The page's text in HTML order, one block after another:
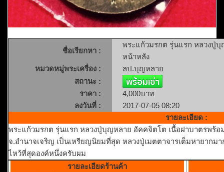
ชื่อเรียกหา :
พระแก้วมรกต รุ่นแรก หลวงปู่
หน้าหลัง
หมวดหมู่พระเครื่อง :
ลป.บุญหลาย
สถานะ :
ราคา :
4,000บาท
ลงวันที่ :
2017-07-05 08:20
รายละเอียด :
พระแก้วมรกต รุ่นแรก หลวงปู่บุญหลาย อัคคจิตโต เนื้อฝาบาตรพร้อ
จ.อำนาจเจริญ เป็นเหรียญนิยมที่สุด หลวงปู่เมตตาจารเต็มหายากม
ไหว้ที่สุดองค์หนึ่งครับผม
รายละเอียดร้านค้า